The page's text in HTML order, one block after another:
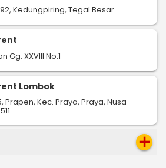
Kedungpiring, Tegal Besar
Gg. XXVIII No.1
Lombok
Prapen, Kec. Praya, Praya, Nusa
add